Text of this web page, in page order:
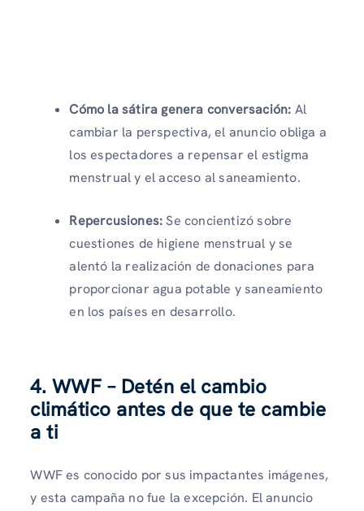
Cómo la sátira genera conversación: Al
cambiar la perspectiva, el anuncio obliga a
los espectadores a repensar el estigma
menstrual y el acceso al saneamiento.
Repercusiones:Se concientizó sobre
cuestiones de higiene menstrual y se
alentó la realización de donaciones para
proporcionar agua potable y saneamiento
en los países en desarrollo.
4. WWF – Detén el cambio
climático antes de que te cambie
a ti
WWF es conocido por sus impactantes imágenes,
y esta campaña no fue la excepción. El anuncio